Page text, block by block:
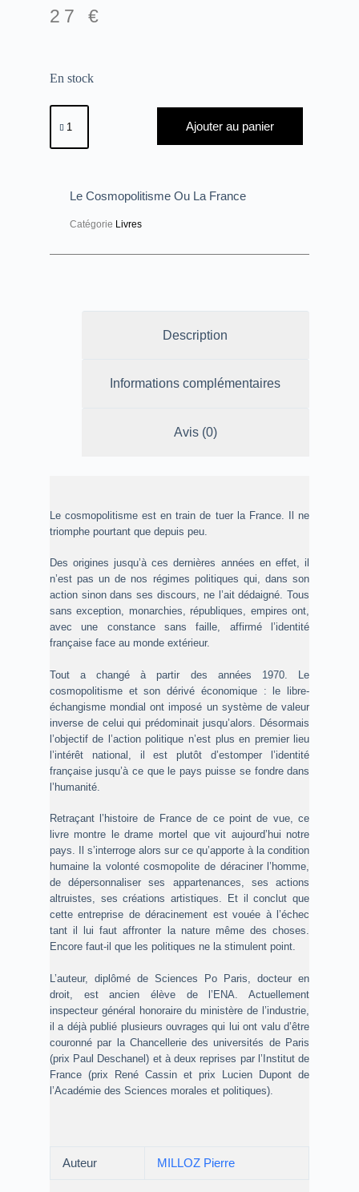
27€
En stock
Ajouter au panier
Le Cosmopolitisme Ou La France
Catégorie Livres
Description
Informations complémentaires
Avis (0)
Le cosmopolitisme est en train de tuer la France. Il ne
triomphe pourtant que depuis peu.
Des origines jusqu’à ces dernières années en effet, il
n’est pas un de nos régimes politiques qui, dans son
action sinon dans ses discours, ne l’ait dédaigné. Tous
sans exception, monarchies, républiques, empires ont,
avec une constance sans faille, affirmé l’identité
française face au monde extérieur.
Tout a changé à partir des années 1970. Le
cosmopolitisme et son dérivé économique : le libre-
échangisme mondial ont imposé un système de valeur
inverse de celui qui prédominait jusqu’alors. Désormais
l’objectif de l’action politique n’est plus en premier lieu
l’intérêt national, il est plutôt d’estomper l’identité
française jusqu’à ce que le pays puisse se fondre dans
l’humanité.
Retraçant l’histoire de France de ce point de vue, ce
livre montre le drame mortel que vit aujourd’hui notre
pays. Il s’interroge alors sur ce qu’apporte à la condition
humaine la volonté cosmopolite de déraciner l’homme,
de dépersonnaliser ses appartenances, ses actions
altruistes, ses créations artistiques. Et il conclut que
cette entreprise de déracinement est vouée à l’échec
tant il lui faut affronter la nature même des choses.
Encore faut-il que les politiques ne la stimulent point.
L’auteur, diplômé de Sciences Po Paris, docteur en
droit, est ancien élève de l’ENA. Actuellement
inspecteur général honoraire du ministère de l’industrie,
il a déjà publié plusieurs ouvrages qui lui ont valu d’être
couronné par la Chancellerie des universités de Paris
(prix Paul Deschanel) et à deux reprises par l’Institut de
France (prix René Cassin et prix Lucien Dupont de
l’Académie des Sciences morales et politiques).
Auteur MILLOZ Pierre